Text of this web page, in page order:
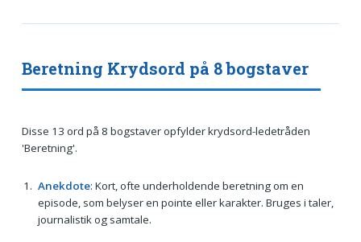
Beretning Krydsord på 8 bogstaver
Disse 13 ord på 8 bogstaver opfylder krydsord-ledetråden
'Beretning'.
Anekdote: Kort, ofte underholdende beretning om en
episode, som belyser en pointe eller karakter. Bruges i taler,
journalistik og samtale.